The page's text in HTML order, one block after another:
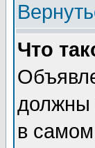
Что
должны
в